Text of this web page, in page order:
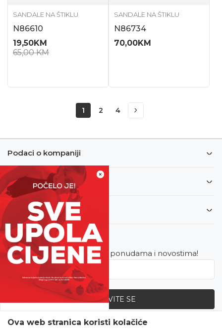
×
SVE UPOLA CIJENE!
SANDALE NA ŠTIKLU
N86610
19,50KM
65,00KM
SANDALE NA ŠTIKLU
N86734
70,00KM
1 2 4
Podaci o kompaniji
Informacije
Korisnički servis
Newsletter
Budite u toku sa najnovijim ponudama i novostima!
PRIJAVITE SE
Zapratite nas
Ova web stranica koristi kolačiće